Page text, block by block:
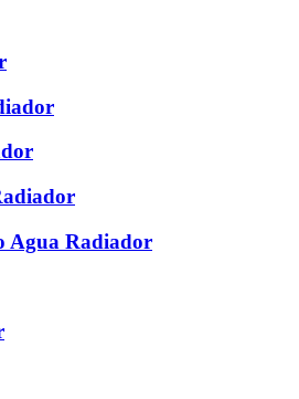
Agua Radiador